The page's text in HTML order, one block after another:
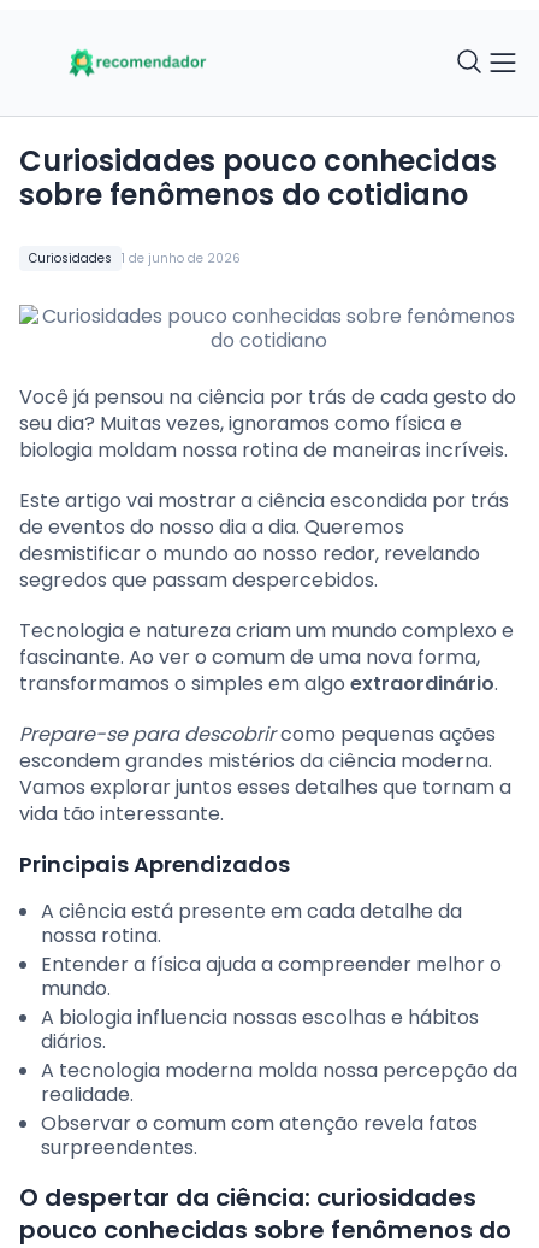
Curiosidades 1 de junho de 2026
Curiosidades pouco conhecidas
sobre fenômenos do cotidiano
Você já pensou na ciência por trás de cada gesto do
seu dia? Muitas vezes, ignoramos como física e
biologia moldam nossa rotina de maneiras incríveis.
Este artigo vai mostrar a ciência escondida por trás
de eventos do nosso dia a dia. Queremos
desmistificar o mundo ao nosso redor, revelando
segredos que passam despercebidos.
Tecnologia e natureza criam um mundo complexo e
fascinante. Ao ver o comum de uma nova forma,
transformamos o simples em algo extraordinário.
Prepare-se para descobrircomo pequenas ações
escondem grandes mistérios da ciência moderna.
Vamos explorar juntos esses detalhes que tornam a
vida tão interessante.
Principais Aprendizados
A ciência está presente em cada detalhe da
nossa rotina.
Entender a física ajuda a compreender melhor o
mundo.
A biologia influencia nossas escolhas e hábitos
diários.
A tecnologia moderna molda nossa percepção da
realidade.
Observar o comum com atenção revela fatos
surpreendentes.
O despertar da ciência: curiosidades
pouco conhecidas sobre fenômenos do